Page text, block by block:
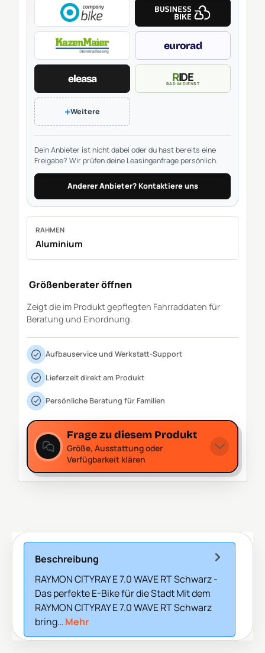
eurorad
eleasa RIDE
RAD IM DIENST
+Weitere
Dein Anbieter ist nicht dabei oder du hast bereits eine
Freigabe? Wir prüfen deine Leasinganfrage persönlich.
Anderer Anbieter? Kontaktiere uns
RAHMEN
Aluminium
Größenberater öffnen
Zeigt die im Produkt gepflegten Fahrraddaten für
Beratung und Einordnung.
Aufbauservice und Werkstatt-Support
Lieferzeit direkt am Produkt
Persönliche Beratung für Familien
Frage zu diesem Produkt
Größe, Ausstattung oder
Verfügbarkeit klären
Beschreibung
RAYMON CITYRAY E 7.0 WAVE RT Schwarz -
Das perfekte E-Bike für die Stadt Mit dem
RAYMON CITYRAY E 7.0 WAVE RT Schwarz
bring… Mehr